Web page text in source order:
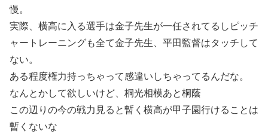
慢。
実際、横高に入る選手は金子先生が一任されてるしピッチ
ャートレーニングも全て金子先生、平田監督はタッチして
ない。
ある程度権力持っちゃって感違いしちゃってるんだな。
なんとかして欲しいけど、桐光相模あと桐蔭
この辺りの今の戦力見ると暫く横高が甲子園行けることは
暫くないな